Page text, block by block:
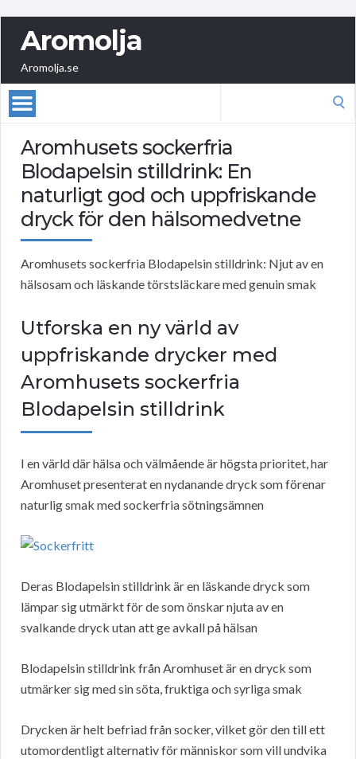
Aromolja
Aromolja.se
Aromhusets sockerfria
Blodapelsin stilldrink: En
naturligt god och uppfriskande
dryck för den hälsomedvetne
Aromhusets sockerfria Blodapelsin stilldrink: Njut av en
hälsosam och läskande törstsläckare med genuin smak
Utforska en ny värld av
uppfriskande drycker med
Aromhusets sockerfria
Blodapelsin stilldrink
I en värld där hälsa och välmående är högsta prioritet, har
Aromhuset presenterat en nydanande dryck som förenar
naturlig smak med sockerfria sötningsämnen
Deras Blodapelsin stilldrink är en läskande dryck som
lämpar sig utmärkt för de som önskar njuta av en
svalkande dryck utan att ge avkall på hälsan
Blodapelsin stilldrink från Aromhuset är en dryck som
utmärker sig med sin söta, fruktiga och syrliga smak
Drycken är helt befriad från socker, vilket gör den till ett
utomordentligt alternativ för människor som vill undvika